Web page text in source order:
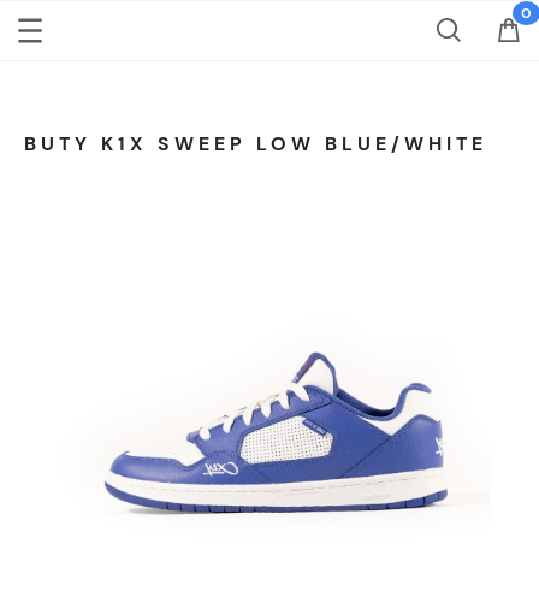
BUTY K1X SWEEP LOW BLUE/WHITE